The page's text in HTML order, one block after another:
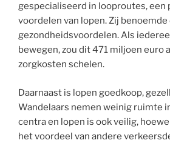
gespecialiseerd in looproutes, een
voordelen van lopen. Zij
gezondheidsvoordelen. Als
bewegen, zou dit 471 miljoen euro
zorgkosten schelen.
Daarnaast is lopen goedkoop,
Wandelaars nemen weinig ruimte
centra en lopen is ook veilig,
het voordeel van andere